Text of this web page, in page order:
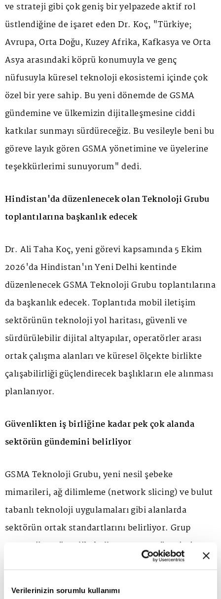
Verilerinizin sorumlu kullanımı
ve strateji gibi çok geniş bir yelpazede aktif rol
üstlendiğine de işaret eden Dr. Koç, "Türkiye;
Avrupa, Orta Doğu, Kuzey Afrika, Kafkasya ve Orta
Asya arasındaki köprü konumuyla ve genç
nüfusuyla küresel teknoloji ekosistemi içinde çok
özel bir yere sahip. Bu yeni dönemde de GSMA
gündemine ve ülkemizin dijitalleşmesine ciddi
katkılar sunmayı sürdüreceğiz. Bu vesileyle beni bu
göreve layık gören GSMA yönetimine ve üyelerine
teşekkürlerimi sunuyorum" dedi.
Hindistan'da düzenlenecek olan Teknoloji Grubu
toplantılarına başkanlık edecek
Dr. Ali Taha Koç, yeni görevi kapsamında 5 Ekim
2026'da Hindistan'ın Yeni Delhi kentinde
düzenlenecek GSMA Teknoloji Grubu toplantılarına
da başkanlık edecek. Toplantıda mobil iletişim
sektörünün teknoloji yol haritası, güvenli ve
sürdürülebilir dijital altyapılar, operatörler arası
ortak çalışma alanları ve küresel ölçekte birlikte
çalışabilirliği güçlendirecek başlıkların ele alınması
planlanıyor.
Güvenlikten iş birliğine kadar pek çok alanda
sektörün gündemini belirliyor
GSMA Teknoloji Grubu, yeni nesil şebeke
mimarileri, ağ dilimleme (network slicing) ve bulut
tabanlı teknoloji uygulamaları gibi alanlarda
sektörün ortak standartlarını belirliyor. Grup
ayrıca siber güvenlik, kullanıcı rızası yönetimi,
kritik acil çağrı servisleri ve küresel ağ